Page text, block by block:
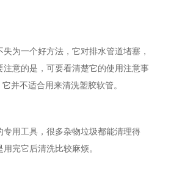
失为一个好方法，它对排水管道堵塞，
注意的是，可要看清楚它的使用注意事
并不适合用来清洗塑胶软管。
专用工具，很多杂物垃圾都能清理得
完它后清洗比较麻烦。